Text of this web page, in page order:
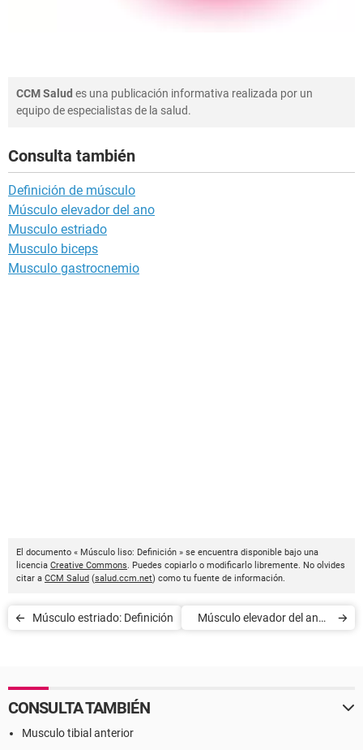
CCM Salud es una publicación informativa realizada por un
equipo de especialistas de la salud.
Consulta también
Definición de músculo
Músculo elevador del ano
Musculo estriado
Musculo biceps
Musculo gastrocnemio
El documento « Músculo liso: Definición » se encuentra disponible bajo una
licencia Creative Commons. Puedes copiarlo o modificarlo libremente. No olvides
citar a CCM Salud (salud.ccm.net) como tu fuente de información.
Músculo estriado: Definición
Músculo elevador del ano -
CONSULTA TAMBIÉN
Musculo tibial anterior